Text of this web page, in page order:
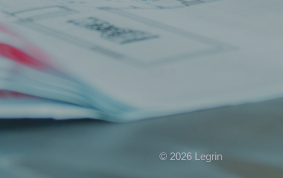
© 2026 Legrin